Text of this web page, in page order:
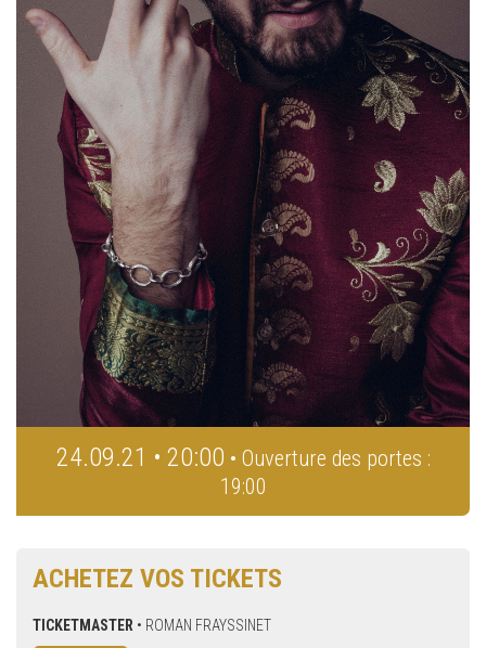
24.09.21 • 20:00 • Ouverture des portes :
19:00
ACHETEZ VOS TICKETS
TICKETMASTER • ROMAN FRAYSSINET